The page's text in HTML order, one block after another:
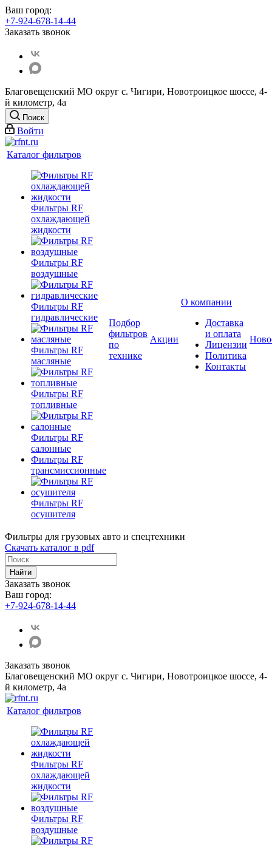
Ваш город:
+7-924-678-14-44‬
Заказать звонок
Благовещенский МО округ с. Чигири, Новотроицкое шоссе, 4-
й километр, 4а
Поиск
Войти
Каталог фильтров
Фильтры RF
охлаждающей
жидкости
Фильтры RF
воздушные
Фильтры RF
гидравлические
Фильтры RF
масляные
Фильтры RF
топливные
Фильтры RF
салонные
Фильтры RF
трансмиссионные
Фильтры RF
осушителя
Подбор
фильтров
по
технике
Акции
О компании
Доставка
и оплата
Лицензии
Политика
Контакты
Фильтры для грузовых авто и спецтехники
Скачать каталог в pdf
Найти
Заказать звонок
Ваш город:
+7-924-678-14-44‬
Заказать звонок
Благовещенский МО округ с. Чигири, Новотроицкое шоссе, 4-
й километр, 4а
Каталог фильтров
Фильтры RF
охлаждающей
жидкости
Фильтры RF
воздушные